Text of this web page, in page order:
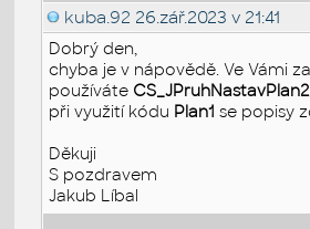
kuba.92 26.zář.2023 v 21:41
Dobrý den,
chyba je v nápovědě. Ve Vámi
používáte
při využití kódu Plan1 se popisy
Děkuji
S pozdravem
Jakub Líbal